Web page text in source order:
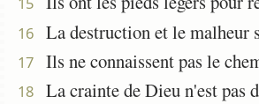
16 La destruction et le malheur
17 Ils ne connaissent pas le
18 La crainte de Dieu n'est pas